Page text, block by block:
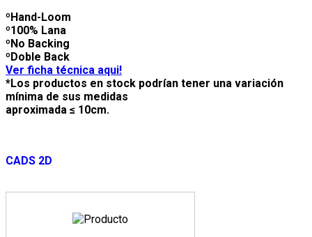
ºHand-Loom
º100% Lana
ºNo Backing
ºDoble Back
Ver ficha técnica aqui!
*Los productos en stock podrían tener una variación
mínima de sus medidas
aproximada ≤ 10cm.
CADS 2D